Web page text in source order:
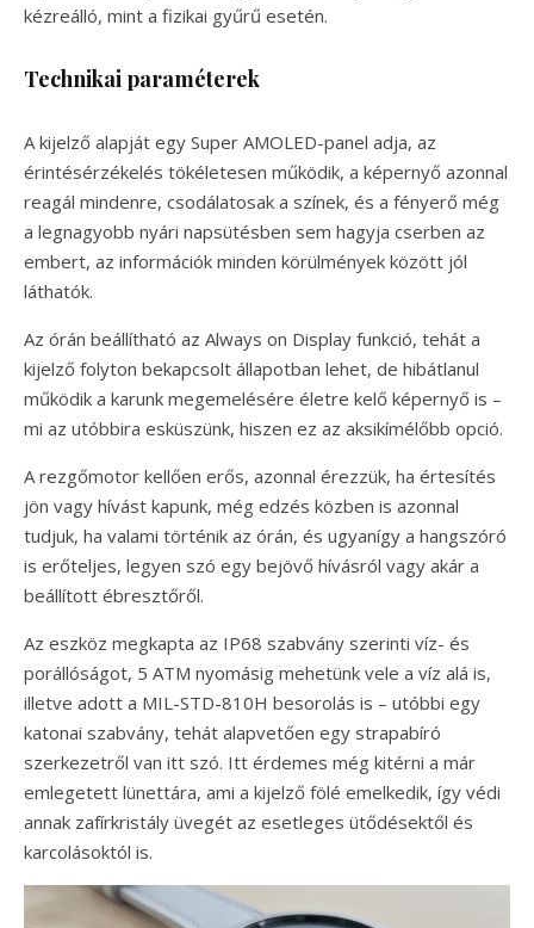
kézreálló, mint a fizikai gyűrű esetén.
Technikai paraméterek
A kijelző alapját egy Super AMOLED-panel adja, az
érintésérzékelés tökéletesen működik, a képernyő azonnal
reagál mindenre, csodálatosak a színek, és a fényerő még
a legnagyobb nyári napsütésben sem hagyja cserben az
embert, az információk minden körülmények között jól
láthatók.
Az órán beállítható az Always on Display funkció, tehát a
kijelző folyton bekapcsolt állapotban lehet, de hibátlanul
működik a karunk megemelésére életre kelő képernyő is –
mi az utóbbira esküszünk, hiszen ez az aksikímélőbb opció.
A rezgőmotor kellően erős, azonnal érezzük, ha értesítés
jön vagy hívást kapunk, még edzés közben is azonnal
tudjuk, ha valami történik az órán, és ugyanígy a hangszóró
is erőteljes, legyen szó egy bejövő hívásról vagy akár a
beállított ébresztőről.
Az eszköz megkapta az IP68 szabvány szerinti víz- és
porállóságot, 5 ATM nyomásig mehetünk vele a víz alá is,
illetve adott a MIL-STD-810H besorolás is – utóbbi egy
katonai szabvány, tehát alapvetően egy strapabíró
szerkezetről van itt szó. Itt érdemes még kitérni a már
emlegetett lünettára, ami a kijelző fölé emelkedik, így védi
annak zafírkristály üvegét az esetleges ütődésektől és
karcolásoktól is.